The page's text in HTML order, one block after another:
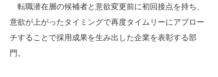
転職潜在層の候補者と意欲変更前に初回接点を持ち、
意欲が上がったタイミングで再度タイムリーにアプロー
チすることで採用成果を生み出した企業を表彰する部
門。